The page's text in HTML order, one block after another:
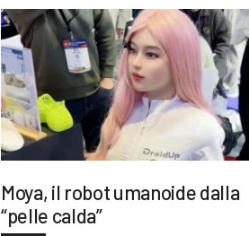
Moya, il robot umanoide dalla
“pelle calda”